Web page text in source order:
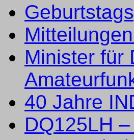
Minister für
40 Jahre
DQ125LH